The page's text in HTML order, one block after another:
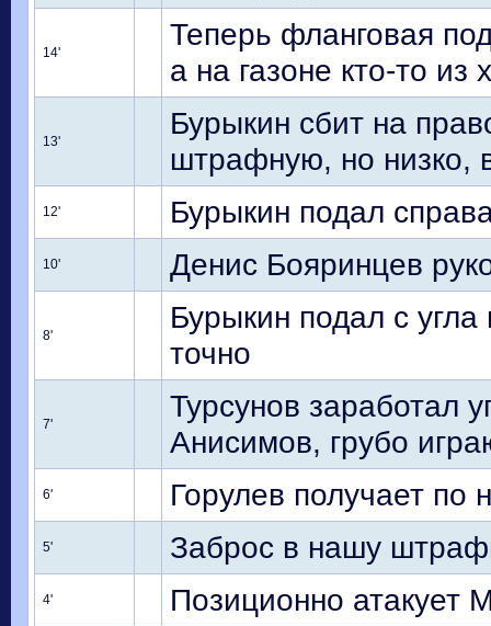
14'
Теперь фланговая
а на газоне кто-то из
13'
Бурыкин сбит на
штрафную, но низко,
12' Бурыкин подал
10' Денис Бояринцев
8'
Бурыкин подал с
точно
7'
Турсунов заработал
Анисимов, грубо
6' Горулев получает
5' Заброс в нашу
4' Позиционно атакует